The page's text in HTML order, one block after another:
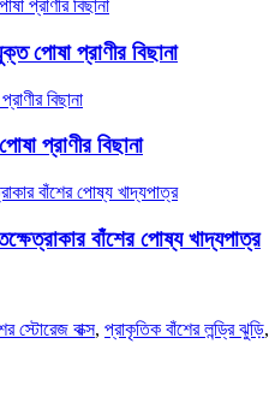
পোষা প্রাণীর বিছানা
প্রাণীর বিছানা
বাঁশের পোষ্য খাদ্যপাত্র
স্টোরেজ বাক্স, প্রাকৃতিক বাঁশের লন্ড্রি ঝুড়ি,